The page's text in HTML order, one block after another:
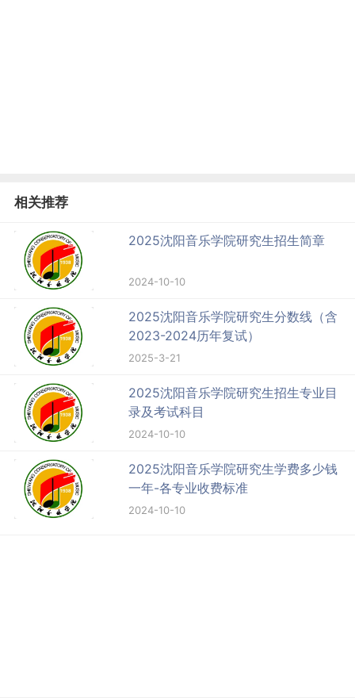
相关推荐
2025沈阳音乐学院研究生招生简章
2024-10-10
2025沈阳音乐学院研究生分数线（含
2023-2024历年复试）
2025-3-21
2025沈阳音乐学院研究生招生专业目
录及考试科目
2024-10-10
2025沈阳音乐学院研究生学费多少钱
一年-各专业收费标准
2024-10-10